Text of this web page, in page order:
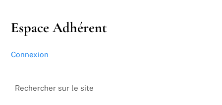
Espace Adhérent
Connexion
Rechercher sur le site